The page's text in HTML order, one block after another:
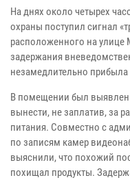
На днях около четырех
охраны поступил сигнал
расположенного на улице
задержания
незамедлительно прибыла
В помещении был выявлен
вынести, не заплатив, за
питания. Совместно с
по записям камер
выяснили, что похожий
похищал продукты.